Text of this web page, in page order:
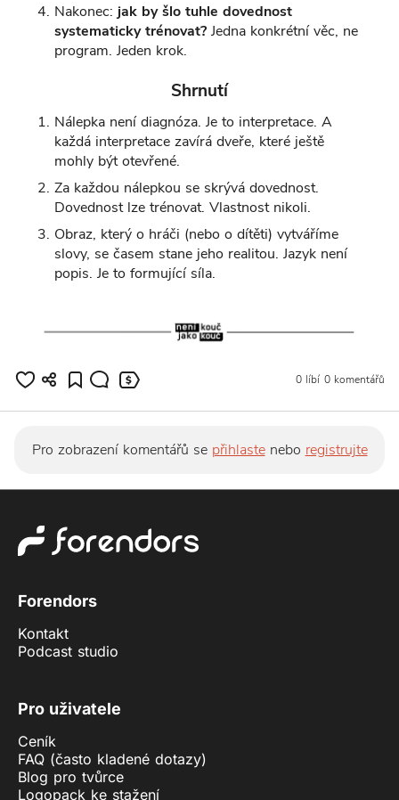
Nakonec: jak by šlo tuhle dovednost
systematicky trénovat?Jedna konkrétní věc, ne
program. Jeden krok.
Shrnutí
Nálepka není diagnóza. Je to interpretace. A
každá interpretace zavírá dveře, které ještě
mohly být otevřené.
Za každou nálepkou se skrývá dovednost.
Dovednost lze trénovat. Vlastnost nikoli.
Obraz, který o hráči (nebo o dítěti) vytváříme
slovy, se časem stane jeho realitou. Jazyk není
popis. Je to formující síla.
0 líbí 0 komentářů
Pro zobrazení komentářů se přihlastenebo registrujte
Forendors
Kontakt
Podcast studio
Pro uživatele
Ceník
FAQ (často kladené dotazy)
Blog pro tvůrce
Logopack ke stažení